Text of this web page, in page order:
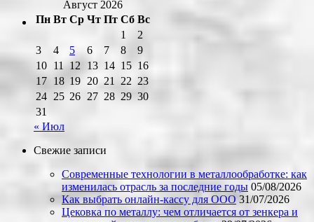
Август 2026
Пн Вт Ср Чт Пт Сб Вс
1
2
3
4 5 6 7 8
9
10 11 12 13 14 15 16
17 18 19 20 21 22 23
24 25 26 27 28 29 30
31
« Июл
Свежие записи
Современные технологии в металлообработке: как
изменилась отрасль за последние годы 05/08/2026
Как выбрать онлайн-кассу для ООО 31/07/2026
Цековка по металлу: чем отличается от зенкера и